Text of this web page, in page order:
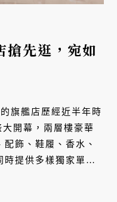
先逛，宛如
旗艦店歷經近半年時
開幕，兩層樓豪華
飾、鞋履、香水、
時提供多樣獨家單品